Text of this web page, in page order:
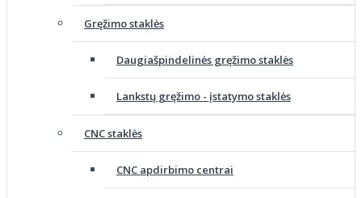
Gręžimo staklės
Daugiašpindelinės gręžimo staklės
Lankstų gręžimo - įstatymo staklės
CNC staklės
CNC apdirbimo centrai